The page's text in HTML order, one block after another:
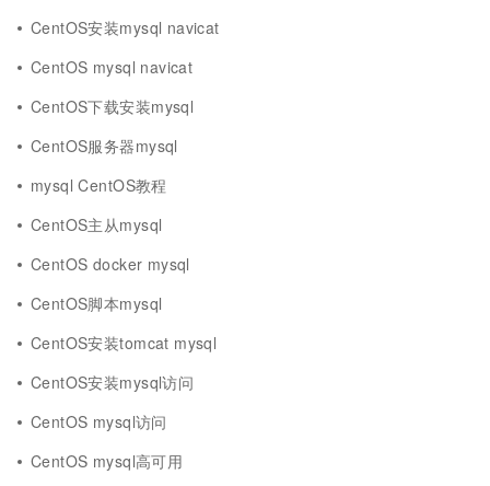
CentOS安装mysql navicat
CentOS mysql navicat
CentOS下载安装mysql
CentOS服务器mysql
mysql CentOS教程
CentOS主从mysql
CentOS docker mysql
CentOS脚本mysql
CentOS安装tomcat mysql
CentOS安装mysql访问
CentOS mysql访问
CentOS mysql高可用